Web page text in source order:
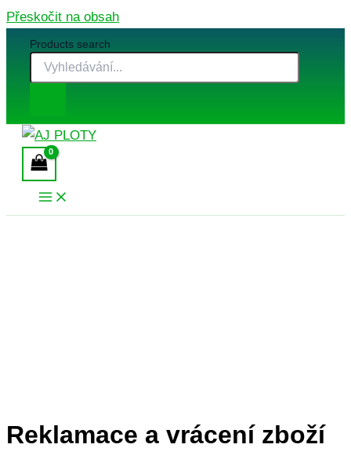
Přeskočit na obsah
Products search
Reklamace a vrácení zboží